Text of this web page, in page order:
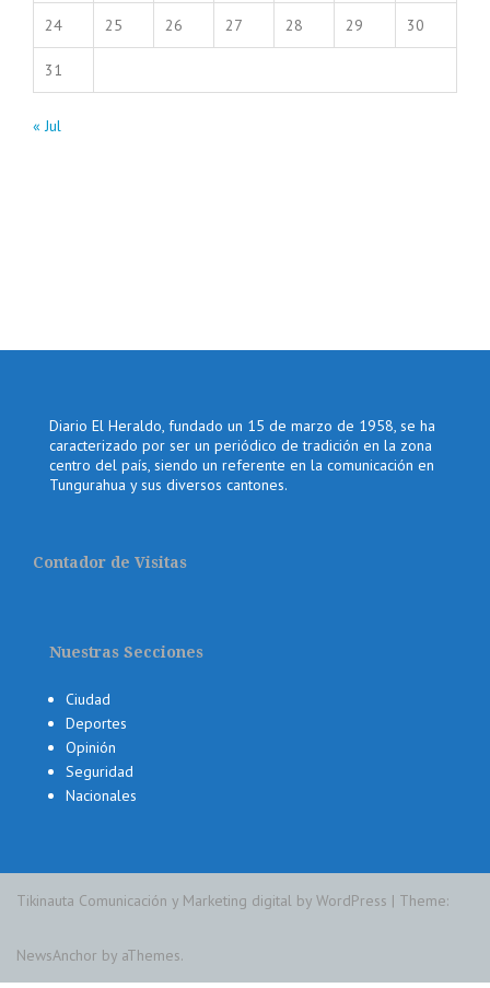
24 25 26 27 28 29 30
31
« Jul
Diario El Heraldo, fundado un 15 de marzo de 1958, se ha
caracterizado por ser un periódico de tradición en la zona
centro del país, siendo un referente en la comunicación en
Tungurahua y sus diversos cantones.
Contador de Visitas
Nuestras Secciones
Ciudad
Deportes
Opinión
Seguridad
Nacionales
Tikinauta Comunicación y Marketing digital by WordPress | Theme:
NewsAnchor by aThemes.